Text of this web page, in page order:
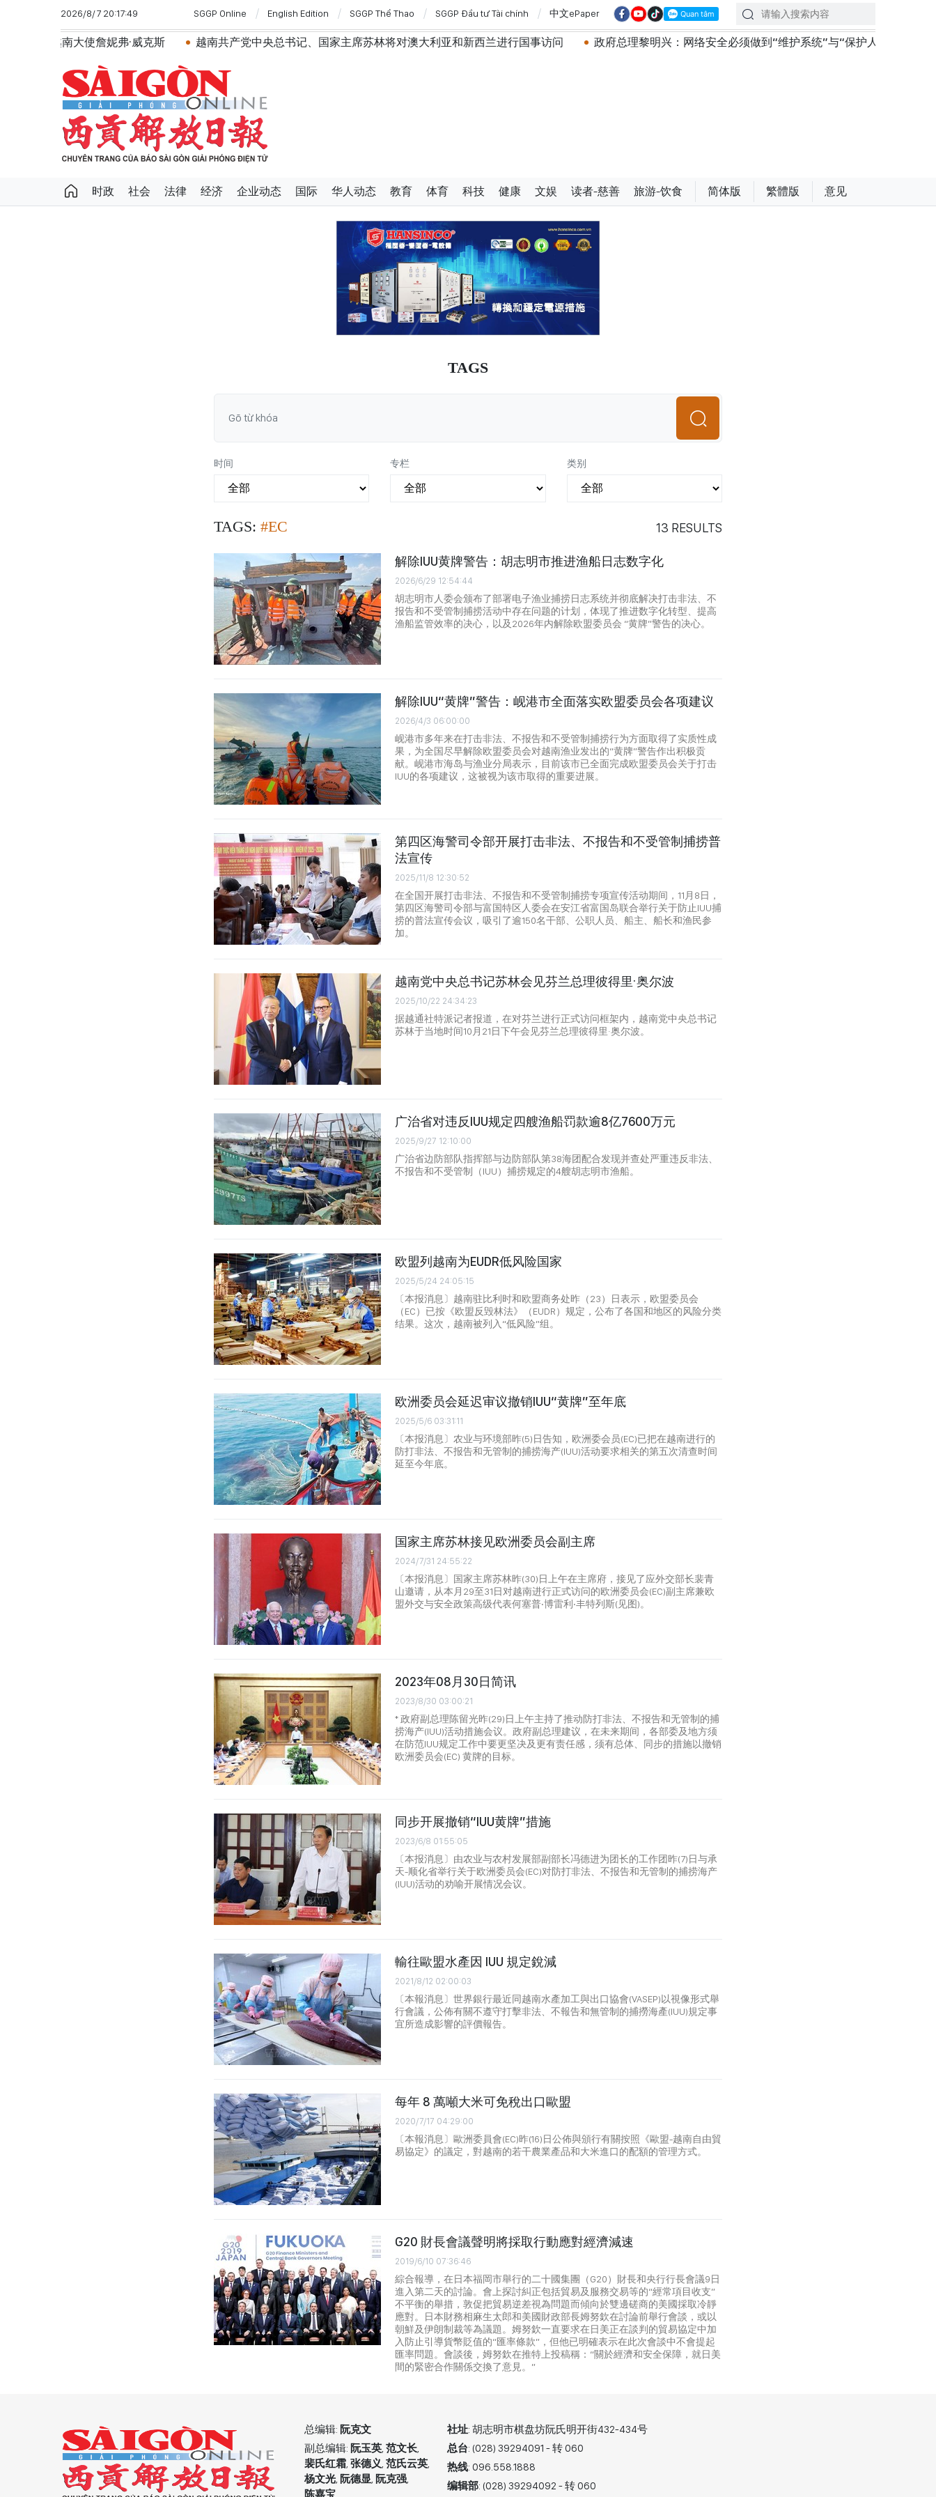
2026/8/7 20:17:49 SGGP Online English Edition SGGP Thể Thao SGGP Đầu tư Tài chính 中文ePaper
大使詹妮弗·威克斯 越南共产党中央总书记、国家主席苏林将对澳大利亚和新西兰进行国事访问 政府总理黎明兴：网络安全必须做到“维护系统”与“保护人员”紧密结合
时政 社会 法律 经济 企业动态 国际 华人动态 教育 体育 科技 健康 文娱 读者-慈善 旅游-饮食 简体版 繁體版 意见
TAGS
时间 专栏 类别
TAGS: #EC 13 RESULTS
解除IUU黄牌警告：胡志明市推进渔船日志数字化
2026/6/29 12:54:44
胡志明市人委会颁布了部署电子渔业捕捞日志系统并彻底解决打击非法、不
报告和不受管制捕捞活动中存在问题的计划，体现了推进数字化转型、提高
渔船监管效率的决心，以及2026年内解除欧盟委员会 “黄牌”警告的决心。
解除IUU“黄牌”警告：岘港市全面落实欧盟委员会各项建议
2026/4/3 06:00:00
岘港市多年来在打击非法、不报告和不受管制捕捞行为方面取得了实质性成
果，为全国尽早解除欧盟委员会对越南渔业发出的“黄牌”警告作出积极贡
献。岘港市海岛与渔业分局表示，目前该市已全面完成欧盟委员会关于打击
IUU的各项建议，这被视为该市取得的重要进展。
第四区海警司令部开展打击非法、不报告和不受管制捕捞普
法宣传
2025/11/8 12:30:52
在全国开展打击非法、不报告和不受管制捕捞专项宣传活动期间，11月8日，
第四区海警司令部与富国特区人委会在安江省富国岛联合举行关于防止IUU捕
捞的普法宣传会议，吸引了逾150名干部、公职人员、船主、船长和渔民参
加。
越南党中央总书记苏林会见芬兰总理彼得里·奥尔波
2025/10/22 24:34:23
据越通社特派记者报道，在对芬兰进行正式访问框架内，越南党中央总书记
苏林于当地时间10月21日下午会见芬兰总理彼得里·奥尔波。
广治省对违反IUU规定四艘渔船罚款逾8亿7600万元
2025/9/27 12:10:00
广治省边防部队指挥部与边防部队第38海团配合发现并查处严重违反非法、
不报告和不受管制（IUU）捕捞规定的4艘胡志明市渔船。
欧盟列越南为EUDR低风险国家
2025/5/24 24:05:15
〔本报消息〕越南驻比利时和欧盟商务处昨（23）日表示，欧盟委员会
（EC）已按《欧盟反毁林法》（EUDR）规定，公布了各国和地区的风险分类
结果。这次，越南被列入“低风险”组。
欧洲委员会延迟审议撤销IUU“黄牌”至年底
2025/5/6 03:31:11
〔本报消息〕农业与环境部昨(5)日告知，欧洲委会员(EC)已把在越南进行的
防打非法、不报告和无管制的捕捞海产(IUU)活动要求相关的第五次清查时间
延至今年底。
国家主席苏林接见欧洲委员会副主席
2024/7/31 24:55:22
〔本报消息〕国家主席苏林昨(30)日上午在主席府，接见了应外交部长裴青
山邀请，从本月29至31日对越南进行正式访问的欧洲委员会(EC)副主席兼欧
盟外交与安全政策高级代表何塞普‧博雷利‧丰特列斯(见图)。
2023年08月30日简讯
2023/8/30 03:00:21
* 政府副总理陈留光昨(29)日上午主持了推动防打非法、不报告和无管制的捕
捞海产(IUU)活动措施会议。政府副总理建议，在未来期间，各部委及地方须
在防范IUU规定工作中要更坚决及更有责任感，须有总体、同步的措施以撤销
欧洲委员会(EC) 黄牌的目标。
同步开展撤销“IUU黄牌”措施
2023/6/8 01:55:05
〔本报消息〕由农业与农村发展部副部长冯德进为团长的工作团昨(7)日与承
天-顺化省举行关于欧洲委员会(EC)对防打非法、不报告和无管制的捕捞海产
(IUU)活动的劝喻开展情况会议。
輸往歐盟水產因 IUU 規定銳減
2021/8/12 02:00:03
〔本報消息〕世界銀行最近同越南水產加工與出口協會(VASEP)以視像形式舉
行會議，公佈有關不遵守打擊非法、不報告和無管制的捕撈海產(IUU)規定事
宜所造成影響的評價報告。
每年 8 萬噸大米可免稅出口歐盟
2020/7/17 04:29:00
〔本報消息〕歐洲委員會(EC)昨(16)日公佈與頒行有關按照《歐盟-越南自由貿
易協定》的議定，對越南的若干農業產品和大米進口的配額的管理方式。
G20 財長會議聲明將採取行動應對經濟減速
2019/6/10 07:36:46
綜合報導，在日本福岡市舉行的二十國集團（G20）財長和央行行長會議9日
進入第二天的討論。會上探討糾正包括貿易及服務交易等的“經常項目收支”
不平衡的舉措，敦促把貿易逆差視為問題而傾向於雙邊磋商的美國採取冷靜
應對。日本財務相麻生太郎和美國財政部長姆努欽在討論前舉行會談，或以
朝鮮及伊朗制裁等為議題。姆努欽一直要求在日美正在談判的貿易協定中加
入防止引導貨幣貶值的“匯率條款”，但他已明確表示在此次會談中不會提起
匯率問題。會談後，姆努欽在推特上投稿稱：“關於經濟和安全保障，就日美
間的緊密合作關係交換了意見。”
总编辑: 阮克文
副总编辑: 阮玉英, 范文长,
裴氏红霜, 张德义, 范氏云英,
杨文光, 阮德显, 阮克强,
陈嘉宝
社址: 胡志明市棋盘坊阮氏明开街432-434号
总台: (028) 39294091 - 转 060
热线: 096.558.1888
编辑部: (028) 39294092 - 转 060